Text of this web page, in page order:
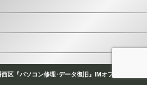
区『パソコン修理･データ復旧』IMオフィス